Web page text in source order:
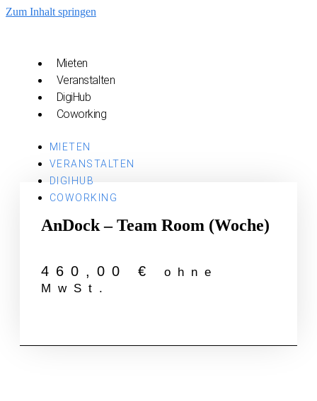
Zum Inhalt springen
Mieten
Veranstalten
DigiHub
Coworking
MIETEN
VERANSTALTEN
DIGIHUB
COWORKING
AnDock – Team Room (Woche)
460,00 €
ohne
MwSt.